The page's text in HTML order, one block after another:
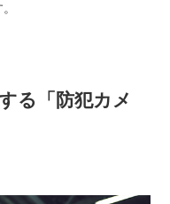
る「防犯カメ